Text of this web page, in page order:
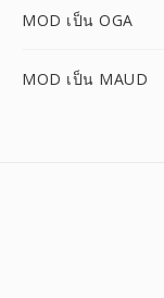
MOD เป็น OGA
MOD เป็น MAUD